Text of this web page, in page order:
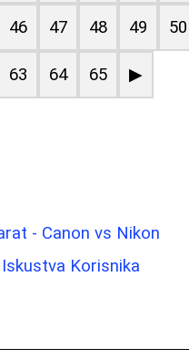
46 47 48 49 50
63 64 65 ▶
- Canon vs Nikon
Korisnika